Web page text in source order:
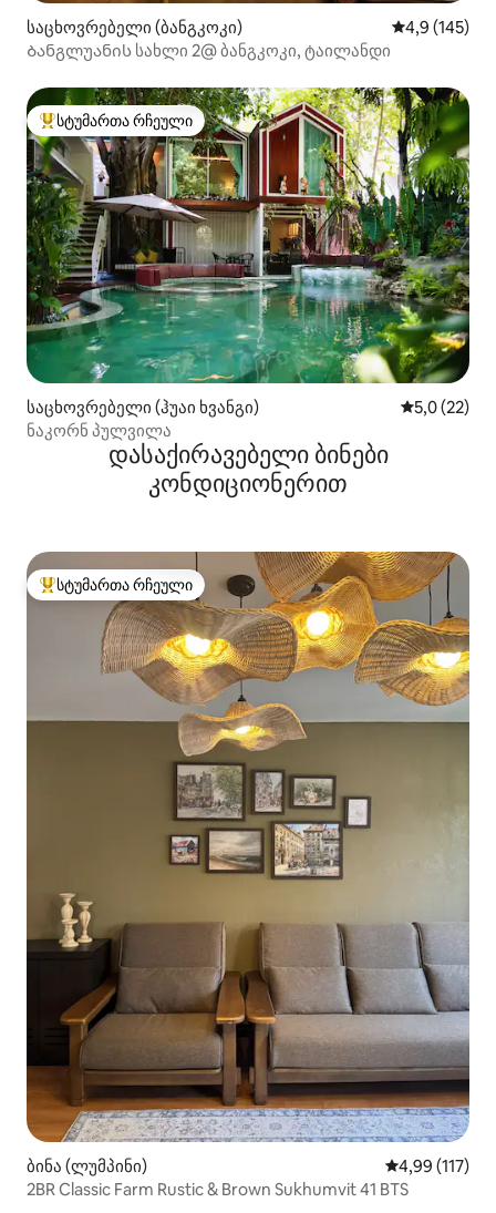
საცხოვრებელი (ბანგკოკი) საშუალო
4,9 (145)
Ბანგლუანის სახლი 2@ ბანგკოკი, ტაილანდი
სტუმართა რჩეული მოწინავე ვარიანტი
სტუმართა რჩეული
საცხოვრებელი (ჰუაი ხვანგი) საშუალო
5,0 (22)
ნაკორნ პულვილა
დასაქირავებელი ბინები
კონდიციონერით
სტუმართა რჩეული მოწინავე ვარიანტი
სტუმართა რჩეული
ბინა (ლუმპინი) საშუალო
4,99 (117)
2BR Classic Farm Rustic & Brown Sukhumvit 41 BTS